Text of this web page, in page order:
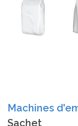
Machines
Sachet